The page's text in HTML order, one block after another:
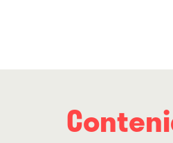
Hotel